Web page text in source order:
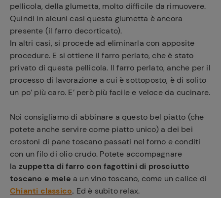
pellicola, della glumetta, molto difficile da rimuovere.
Quindi in alcuni casi questa glumetta è ancora
presente (il farro decorticato).
In altri casi, si procede ad eliminarla con apposite
procedure. E si ottiene il farro perlato, che è stato
privato di questa pellicola. Il farro perlato, anche per il
processo di lavorazione a cui è sottoposto, è di solito
un po’ più caro. E’ però più facile e veloce da cucinare.
Noi consigliamo di abbinare a questo bel piatto (che
potete anche servire come piatto unico) a dei bei
crostoni di pane toscano passati nel forno e conditi
con un filo di olio crudo. Potete accompagnare
la zuppetta di farro con fagottini di prosciutto
toscano e mele a un vino toscano, come un calice di
Chianti classico. Ed è subito relax.